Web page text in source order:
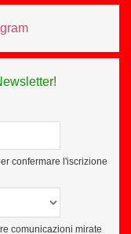
confermare l'iscrizione
comunicazioni mirate